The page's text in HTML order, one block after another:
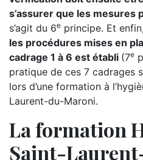
s’assurer que les mesures
s’agit du 6e principe. Et enfin,
les procédures mises en
cadrage 1 à 6 est établi (7e
pratique de ces 7 cadrages
lors d’une formation à
Laurent-du-Maroni.
La formation
Saint-